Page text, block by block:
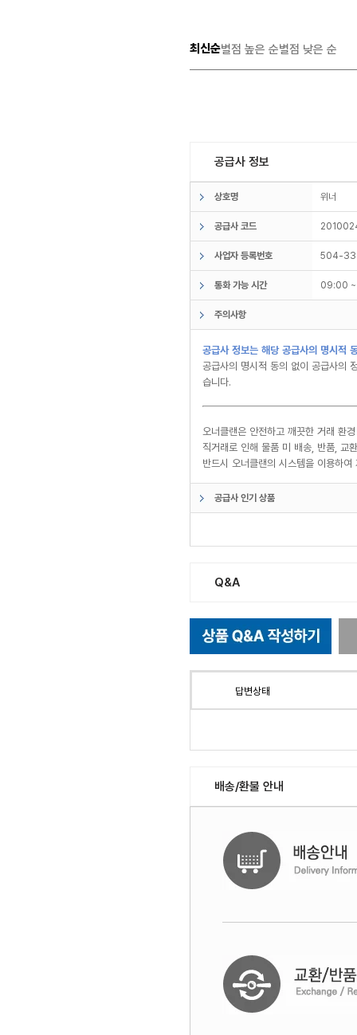
최신순별점 높은 순별점 낮은 순
공급사 정보
상호명 위너
공급사 코드
사업자 등록번호 504-
통화 가능 시간 09:00
주의사항
공급사 정보는 해당 공급사의 명시적
공급사의 명시적 동의 없이 공급사의
습니다.
오너클랜은 안전하고 깨끗한 거래 환
직거래로 인해 물품 미 배송, 반품, 교
반드시 오너클랜의 시스템을 이용하
공급사 인기 상품
Q&A
답변상태
배송/환불 안내